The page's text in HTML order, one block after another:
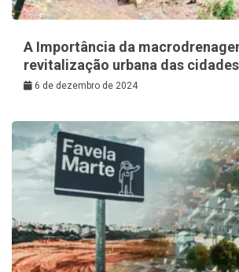
A Importância da
revitalização urbana das cidades
6 de dezembro de 2024